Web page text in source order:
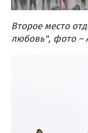
Второе место
любовь", фото –